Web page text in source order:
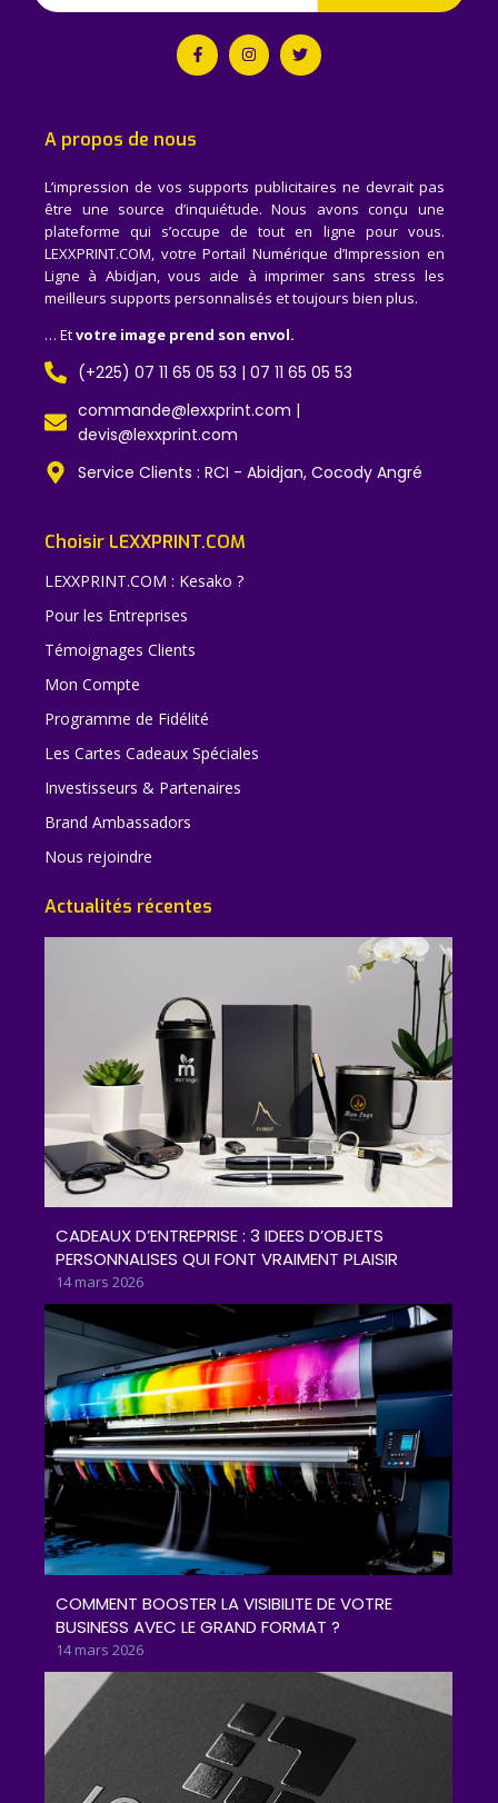
A propos de nous
L’impression de vos supports publicitaires ne devrait pas
être une source d’inquiétude. Nous avons conçu une
plateforme qui s’occupe de tout en ligne pour vous.
LEXXPRINT.COM, votre Portail Numérique d’Impression en
Ligne à Abidjan, vous aide à imprimer sans stress les
meilleurs supports personnalisés et toujours bien plus.
… Etvotre image prend son envol.
(+225) 07 11 65 05 53 | 07 11 65 05 53
commande@lexxprint.com |
devis@lexxprint.com
Service Clients : RCI - Abidjan, Cocody Angré
Choisir LEXXPRINT.COM
LEXXPRINT.COM : Kesako ?
Pour les Entreprises
Témoignages Clients
Mon Compte
Programme de Fidélité
Les Cartes Cadeaux Spéciales
Investisseurs & Partenaires
Brand Ambassadors
Nous rejoindre
Actualités récentes
CADEAUX D’ENTREPRISE : 3 IDEES D’OBJETS
PERSONNALISES QUI FONT VRAIMENT PLAISIR
14 mars 2026
COMMENT BOOSTER LA VISIBILITE DE VOTRE
BUSINESS AVEC LE GRAND FORMAT ?
14 mars 2026